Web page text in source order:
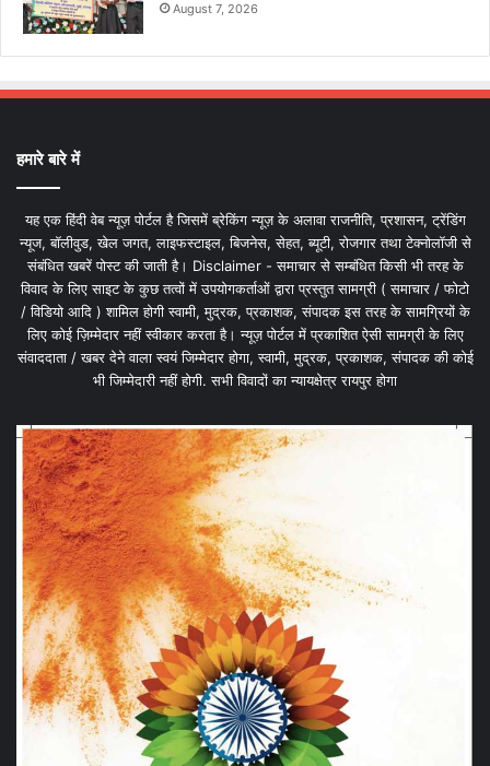
August 7, 2026
हमारे बारे में
यह एक हिंदी वेब न्यूज़ पोर्टल है जिसमें ब्रेकिंग न्यूज़ के अलावा राजनीति, प्रशासन, ट्रेंडिंग
न्यूज, बॉलीवुड, खेल जगत, लाइफस्टाइल, बिजनेस, सेहत, ब्यूटी, रोजगार तथा टेक्नोलॉजी से
संबंधित खबरें पोस्ट की जाती है। Disclaimer - समाचार से सम्बंधित किसी भी तरह के
विवाद के लिए साइट के कुछ तत्वों में उपयोगकर्ताओं द्वारा प्रस्तुत सामग्री ( समाचार / फोटो
/ विडियो आदि ) शामिल होगी स्वामी, मुद्रक, प्रकाशक, संपादक इस तरह के सामग्रियों के
लिए कोई ज़िम्मेदार नहीं स्वीकार करता है। न्यूज़ पोर्टल में प्रकाशित ऐसी सामग्री के लिए
संवाददाता / खबर देने वाला स्वयं जिम्मेदार होगा, स्वामी, मुद्रक, प्रकाशक, संपादक की कोई
भी जिम्मेदारी नहीं होगी. सभी विवादों का न्यायक्षेत्र रायपुर होगा